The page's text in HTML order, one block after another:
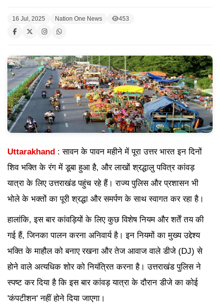
16 Jul, 2025 Nation One News 453
Uttarakhand : सावन के पावन महीने में पूरा उत्तर भारत इन दिनों
शिव भक्ति के रंग में डूबा हुआ है, और लाखों श्रद्धालु पवित्र कांवड़
यात्रा के लिए उत्तराखंड पहुंच रहे हैं। राज्य पुलिस और प्रशासन भी
भोले के भक्तों का पूरी श्रद्धा और समर्पण के साथ स्वागत कर रहा है।
हालांकि, इस बार कांवड़ियों के लिए कुछ विशेष नियम और शर्तें तय की
गई हैं, जिनका पालन करना अनिवार्य है। इन नियमों का मुख्य उद्देश्य
भक्ति के माहौल को बनाए रखना और तेज आवाज वाले डीजे (DJ) से
होने वाले अत्यधिक शोर को नियंत्रित करना है। उत्तराखंड पुलिस ने
स्पष्ट कर दिया है कि इस बार कांवड़ यात्रा के दौरान डीजे का कोई
'कंपटीशन' नहीं होने दिया जाएगा।